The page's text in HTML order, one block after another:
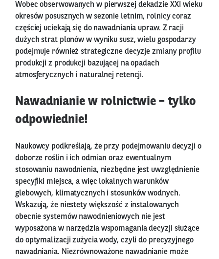
Wobec obserwowanych w pierwszej dekadzie XXI wieku
okresów posusznych w sezonie letnim, rolnicy coraz
częściej uciekają się do nawadniania upraw. Z racji
dużych strat plonów w wyniku susz, wielu gospodarzy
podejmuje również strategiczne decyzje zmiany profilu
produkcji z produkcji bazującej na opadach
atmosferycznych i naturalnej retencji.
Nawadnianie w rolnictwie – tylko
odpowiednie!
Naukowcy podkreślają, że przy podejmowaniu decyzji o
doborze roślin i ich odmian oraz ewentualnym
stosowaniu nawodnienia, niezbędne jest uwzględnienie
specyfiki miejsca, a więc lokalnych warunków
glebowych, klimatycznych i stosunków wodnych.
Wskazują, że niestety większość z instalowanych
obecnie systemów nawodnieniowych nie jest
wyposażona w narzędzia wspomagania decyzji służące
do optymalizacji zużycia wody, czyli do precyzyjnego
nawadniania. Niezrównoważone nawadnianie może